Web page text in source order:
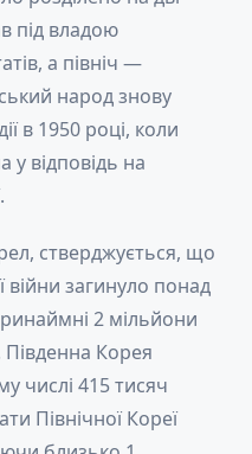
під владою
а північ —
народ знову
в 1950 році, коли
у відповідь на
стверджується, що
війни загинуло понад
2 мільйони
Корея
числі 415 тисяч
Північної Кореї